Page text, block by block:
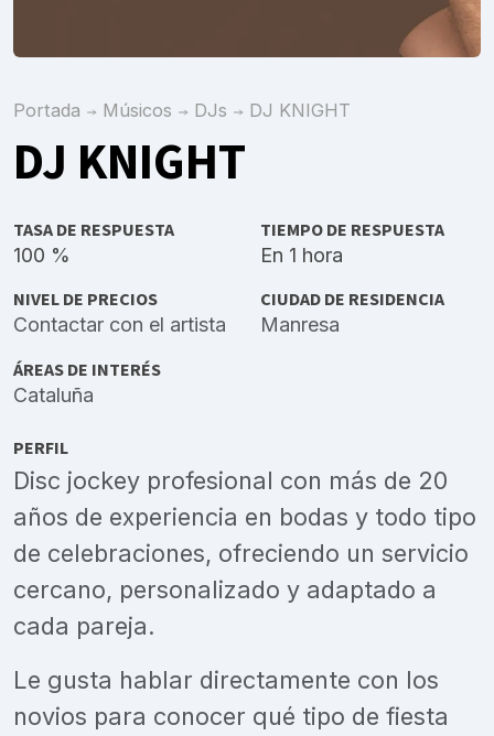
Portada Músicos DJs DJ KNIGHT
DJ KNIGHT
TASA DE RESPUESTA
100 %
TIEMPO DE RESPUESTA
En 1 hora
NIVEL DE PRECIOS
Contactar con el artista
CIUDAD DE RESIDENCIA
Manresa
ÁREAS DE INTERÉS
Cataluña
PERFIL
Disc jockey profesional con más de 20
años de experiencia en bodas y todo tipo
de celebraciones, ofreciendo un servicio
cercano, personalizado y adaptado a
cada pareja.
Le gusta hablar directamente con los
novios para conocer qué tipo de fiesta